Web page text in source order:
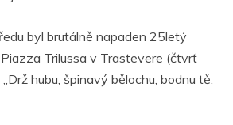
byl brutálně napaden 25letý
Trilussa v Trastevere (čtvrť
hubu, špinavý bělochu, bodnu tě,